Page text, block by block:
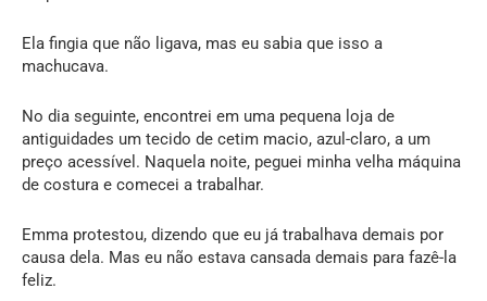
Ela fingia que não ligava, mas eu sabia que isso a
machucava.
No dia seguinte, encontrei em uma pequena loja de
antiguidades um tecido de cetim macio, azul-claro, a um
preço acessível. Naquela noite, peguei minha velha máquina
de costura e comecei a trabalhar.
Emma protestou, dizendo que eu já trabalhava demais por
causa dela. Mas eu não estava cansada demais para fazê-la
feliz.